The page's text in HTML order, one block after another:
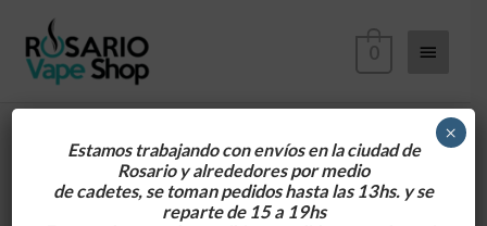
contenido
0
Estamos trabajando con envíos en la ciudad de
Rosario y alrededorespor medio
de cadetes, se toman pedidos hasta las 13hs. y se
reparte de 15 a 19hs
×